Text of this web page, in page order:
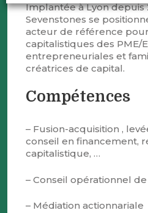
Implantée à Lyon depuis
Sevenstones se
acteur de référence
capitalistiques des PME/
entrepreneuriales et
créatrices de capital.
Compétences
– Fusion-acquisition ,
conseil en financement,
capitalistique, …
– Conseil opérationnel
– Médiation actionnariale